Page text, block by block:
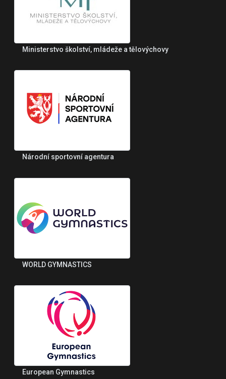
Ministerstvo školství, mládeže a tělovýchovy
Národní sportovní agentura
WORLD GYMNASTICS
European Gymnastics